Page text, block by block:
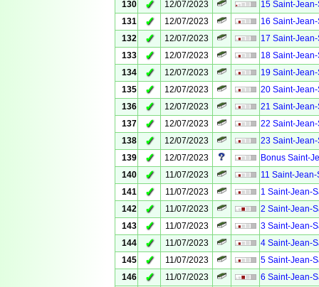
130 ✓ 12/07/2023
15 Saint-
131
✓ 12/07/2023
16 Saint-
132
✓ 12/07/2023
17 Saint-
133
✓ 12/07/2023
18 Saint-
134
✓ 12/07/2023
19 Saint-
135
✓ 12/07/2023
20 Saint-
136
✓ 12/07/2023
21 Saint-
137
✓ 12/07/2023
22 Saint-
138
✓ 12/07/2023
23 Saint-
139
✓ 12/07/2023
Bonus Saint-
140
✓ 11/07/2023
11 Saint-
141
✓ 11/07/2023
1 Saint-Jean-
142
✓ 11/07/2023
2 Saint-Jean-
143
✓ 11/07/2023
3 Saint-Jean-
144
✓ 11/07/2023
4 Saint-Jean-
145
✓ 11/07/2023
5 Saint-Jean-
146
✓ 11/07/2023
6 Saint-Jean-